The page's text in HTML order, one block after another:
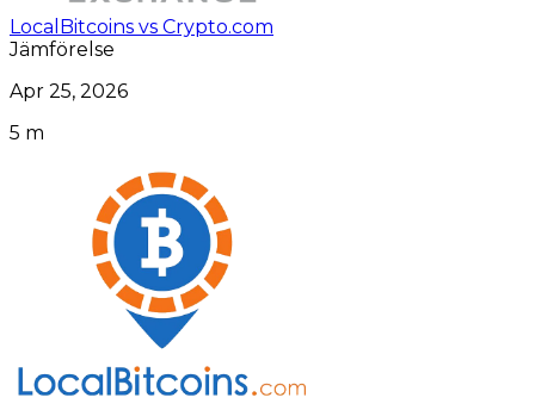
LocalBitcoins vs Crypto.com
Jämförelse
Apr 25, 2026
5 m